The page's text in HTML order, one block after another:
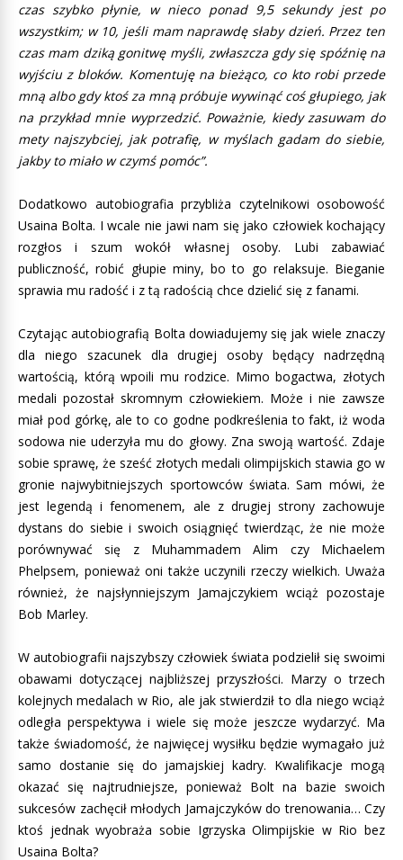
czas szybko płynie, w nieco ponad 9,5 sekundy jest po
wszystkim; w 10, jeśli mam naprawdę słaby dzień. Przez ten
czas mam dziką gonitwę myśli, zwłaszcza gdy się spóźnię na
wyjściu z bloków. Komentuję na bieżąco, co kto robi przede
mną albo gdy ktoś za mną próbuje wywinąć coś głupiego, jak
na przykład mnie wyprzedzić. Poważnie, kiedy zasuwam do
mety najszybciej, jak potrafię, w myślach gadam do siebie,
jakby to miało w czymś pomóc”.
Dodatkowo autobiografia przybliża czytelnikowi osobowość
Usaina Bolta. I wcale nie jawi nam się jako człowiek kochający
rozgłos i szum wokół własnej osoby. Lubi zabawiać
publiczność, robić głupie miny, bo to go relaksuje. Bieganie
sprawia mu radość i z tą radością chce dzielić się z fanami.
Czytając autobiografią Bolta dowiadujemy się jak wiele znaczy
dla niego szacunek dla drugiej osoby będący nadrzędną
wartością, którą wpoili mu rodzice. Mimo bogactwa, złotych
medali pozostał skromnym człowiekiem. Może i nie zawsze
miał pod górkę, ale to co godne podkreślenia to fakt, iż woda
sodowa nie uderzyła mu do głowy. Zna swoją wartość. Zdaje
sobie sprawę, że sześć złotych medali olimpijskich stawia go w
gronie najwybitniejszych sportowców świata. Sam mówi, że
jest legendą i fenomenem, ale z drugiej strony zachowuje
dystans do siebie i swoich osiągnięć twierdząc, że nie może
porównywać się z Muhammadem Alim czy Michaelem
Phelpsem, ponieważ oni także uczynili rzeczy wielkich. Uważa
również, że najsłynniejszym Jamajczykiem wciąż pozostaje
Bob Marley.
W autobiografii najszybszy człowiek świata podzielił się swoimi
obawami dotyczącej najbliższej przyszłości. Marzy o trzech
kolejnych medalach w Rio, ale jak stwierdził to dla niego wciąż
odległa perspektywa i wiele się może jeszcze wydarzyć. Ma
także świadomość, że najwięcej wysiłku będzie wymagało już
samo dostanie się do jamajskiej kadry. Kwalifikacje mogą
okazać się najtrudniejsze, ponieważ Bolt na bazie swoich
sukcesów zachęcił młodych Jamajczyków do trenowania… Czy
ktoś jednak wyobraża sobie Igrzyska Olimpijskie w Rio bez
Usaina Bolta?